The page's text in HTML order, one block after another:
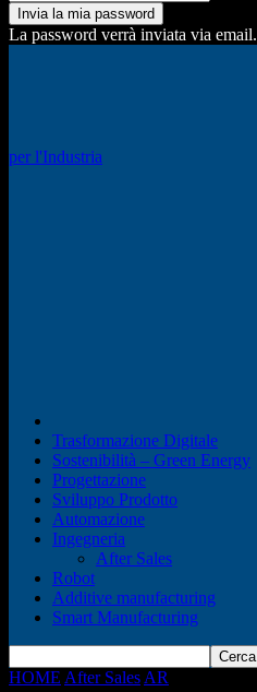
La password verrà inviata via email.
per l'Industria
Trasformazione Digitale
Sostenibilità – Green Energy
Progettazione
Sviluppo Prodotto
Automazione
Ingegneria
After Sales
Robot
Additive manufacturing
Smart Manufacturing
HOME After Sales AR